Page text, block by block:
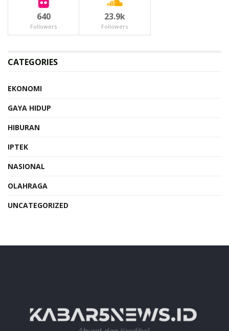
640
Followers
23.9k
Followers
CATEGORIES
EKONOMI
GAYA HIDUP
HIBURAN
IPTEK
NASIONAL
OLAHRAGA
UNCATEGORIZED